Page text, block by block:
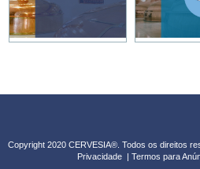
Copyright 2020 CERVESIA®. Todos os direitos
Privacidade | Termos para